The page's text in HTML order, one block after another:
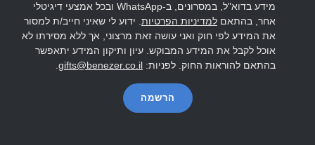
מידע בדוא"ל, במסרונים, ב-WhatsApp ובכל אמצעי דיגיטלי
אחר, בהתאם למדיניות הפרטיות . ידוע לי שאיני חייב/ת למסור
את המידע לפי חוק ואני עושה זאת מרצוני, אך ללא מסירתו לא
אוכל לקבל את המידע המבוקש. עיון ותיקון המידע יתאפשר
בהתאם להוראות החוק. לפניות: gifts@benezer.co.il